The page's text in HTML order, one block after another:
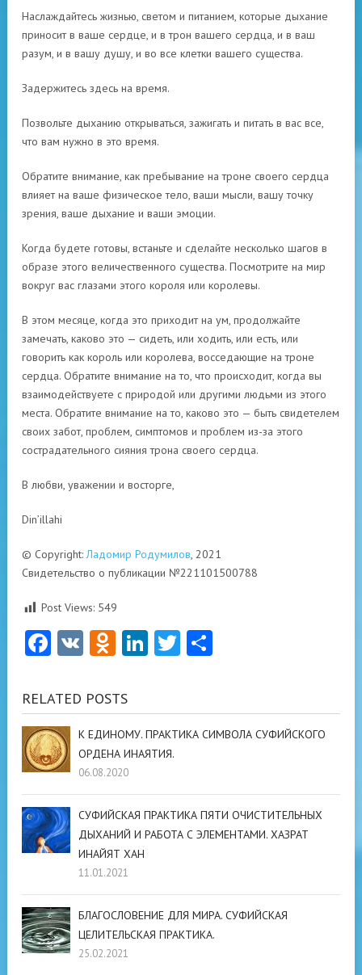
Наслаждайтесь жизнью, светом и питанием, которые дыхание
приносит в ваше сердце, и в трон вашего сердца, и в ваш
разум, и в вашу душу, и во все клетки вашего существа.
Задержитесь здесь на время.
Позвольте дыханию открываться, зажигать и питать в вас все,
что вам нужно в это время.
Обратите внимание, как пребывание на троне своего сердца
влияет на ваше физическое тело, ваши мысли, вашу точку
зрения, ваше дыхание и ваши эмоции.
Когда будете готовы, встаньте и сделайте несколько шагов в
образе этого величественного существа. Посмотрите на мир
вокруг вас глазами этого короля или королевы.
В этом месяце, когда это приходит на ум, продолжайте
замечать, каково это — сидеть, или ходить, или есть, или
говорить как король или королева, восседающие на троне
сердца. Обратите внимание на то, что происходит, когда вы
взаимодействуете с природой или другими людьми из этого
места. Обратите внимание на то, каково это — быть свидетелем
своих забот, проблем, симптомов и проблем из-за этого
сострадательного сияния трона своего сердца.
В любви, уважении и восторге,
Din’illahi
© Copyright:Ладомир Родумилов, 2021
Свидетельство о публикации №221101500788
Post Views: 549
Facebook
VK Odnoklassniki
LinkedIn
Twitter
RELATED POSTS
К ЕДИНОМУ. ПРАКТИКА СИМВОЛА СУФИЙСКОГО
ОРДЕНА ИНАЯТИЯ.
06.08.2020
СУФИЙСКАЯ ПРАКТИКА ПЯТИ ОЧИСТИТЕЛЬНЫХ
ДЫХАНИЙ И РАБОТА С ЭЛЕМЕНТАМИ. ХАЗРАТ
ИНАЙЯТ ХАН
11.01.2021
БЛАГОСЛОВЕНИЕ ДЛЯ МИРА. СУФИЙСКАЯ
ЦЕЛИТЕЛЬСКАЯ ПРАКТИКА.
25.02.2021